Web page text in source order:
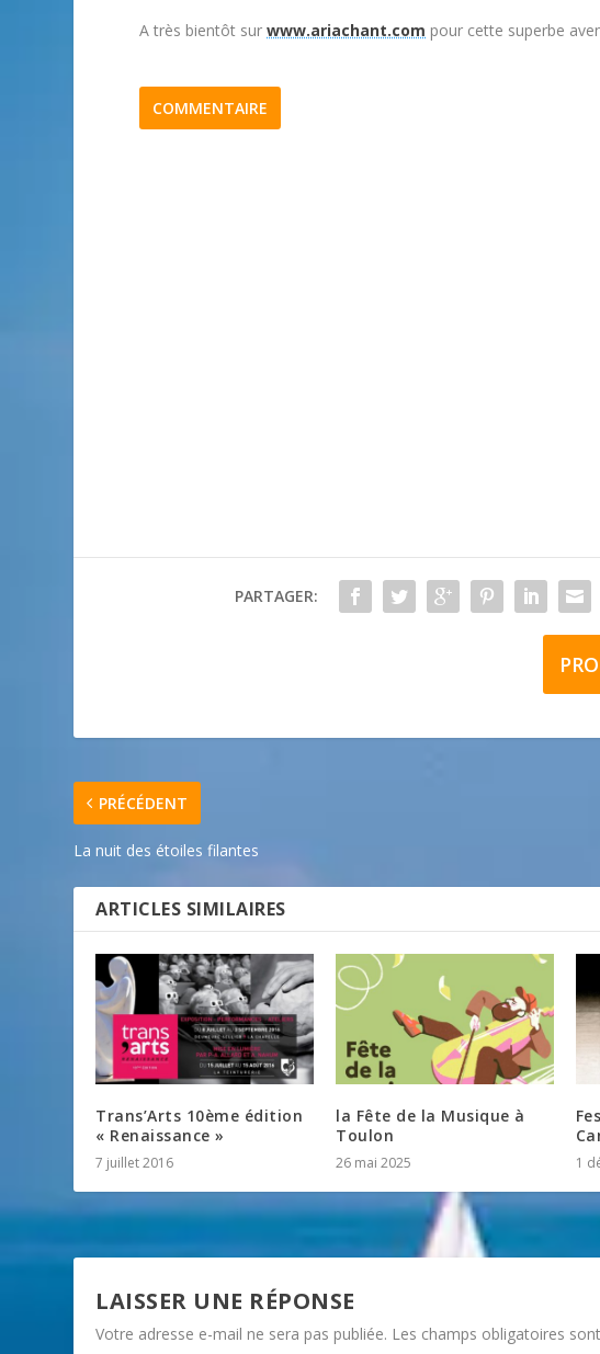
A très bientôt surwww.ariachant.com pour cette superbe
COMMENTAIRE
PARTAGER:
PRÉCÉDENT
La nuit des étoiles filantes
ARTICLES SIMILAIRES
Trans’Arts 10ème édition
« Renaissance »
7 juillet 2016
la Fête de la Musique à
Toulon
26 mai 2025 1
LAISSER UNE RÉPONSE
Votre adresse e-mail ne sera pas publiée. Les champs obligatoires